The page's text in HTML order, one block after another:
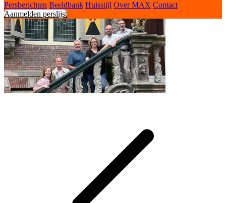
Persberichten Beeldbank Huisstijl Over MAX Contact
Aanmelden perslijst